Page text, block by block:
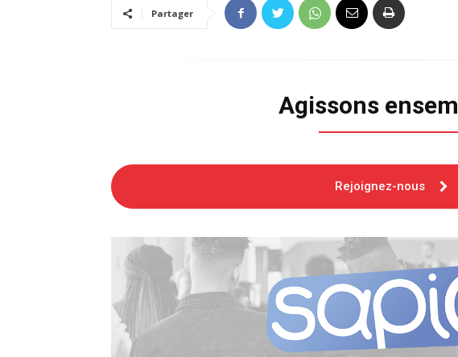
Partager
Agissons
Rejoignez-nous